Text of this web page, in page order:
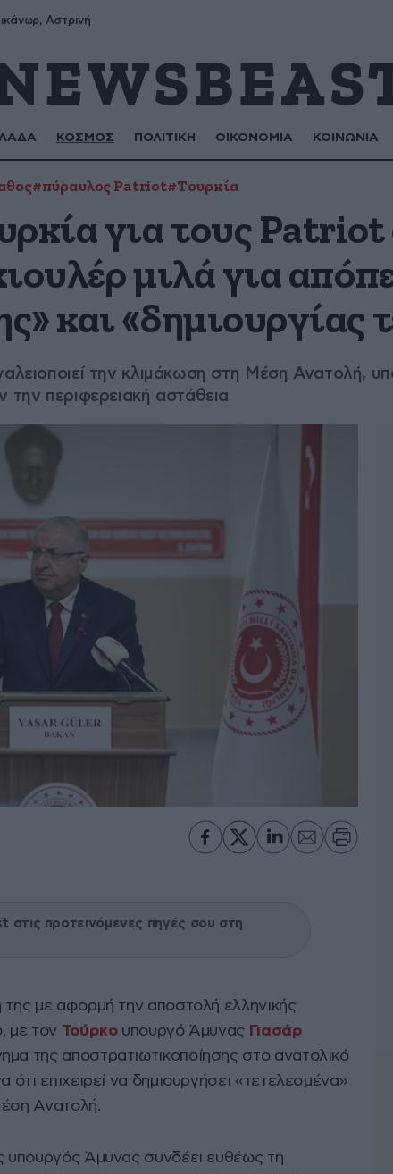
Αστρινή
ΚΟΣΜΟΣ ΠΟΛΙΤΙΚΗ ΟΙΚΟΝΟΜΙΑ ΚΟΙΝΩΝΙΑ
#πύραυλος Patriot#Τουρκία
για τους Patriot
μιλά για
και «δημιουργίας
την κλιμάκωση στη Μέση Ανατολή,
την περιφερειακή αστάθεια
στις προτεινόμενες πηγές σου στη
της με αφορμή την αποστολή ελληνικής
με τον Τούρκουπουργό Άμυνας Γιασάρ
της αποστρατιωτικοποίησης στο ανατολικό
ότι επιχειρεί να δημιουργήσει «τετελεσμένα»
Ανατολή.
υπουργός Άμυνας συνδέει ευθέως τη